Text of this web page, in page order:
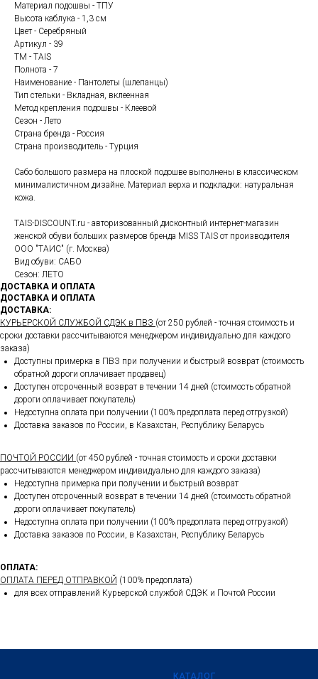
Материал подошвы - ТПУ
Высота каблука - 1,3 см
Цвет - Серебряный
Артикул - 39
ТМ - TAIS
Полнота - 7
Наименование - Пантолеты (шлепанцы)
Тип стельки - Вкладная, вклеенная
Метод крепления подошвы - Клеевой
Сезон - Лето
Страна бренда - Россия
Страна производитель - Турция
Сабо большого размера на плоской подошве выполнены в классическом
минималистичном дизайне. Материал верха и подкладки: натуральная
кожа.
TAIS-DISCOUNT.ru - авторизованный дисконтный интернет-магазин
женской обуви больших размеров бренда MISS TAIS от производителя
ООО "ТАИС" (г. Москва)
Вид обуви: САБО
Сезон: ЛЕТО
ДОСТАВКА И ОПЛАТА
ДОСТАВКА И ОПЛАТА
ДОСТАВКА:
КУРЬЕРСКОЙ СЛУЖБОЙ СДЭК в ПВЗ (от 250 рублей - точная стоимость и
сроки доставки рассчитываются менеджером индивидуально для каждого
заказа)
Доступны примерка в ПВЗ при получении и быстрый возврат (стоимость
обратной дороги оплачивает продавец)
Доступен отсроченный возврат в течении 14 дней (стоимость обратной
дороги оплачивает покупатель)
Недоступна оплата при получении (100% предоплата перед отгрузкой)
Доставка заказов по России, в Казахстан, Республику Беларусь
ПОЧТОЙ РОССИИ (от 450 рублей - точная стоимость и сроки доставки
рассчитываются менеджером индивидуально для каждого заказа)
Недоступна примерка при получении и быстрый возврат
Доступен отсроченный возврат в течении 14 дней (стоимость обратной
дороги оплачивает покупатель)
Недоступна оплата при получении (100% предоплата перед отгрузкой)
Доставка заказов по России, в Казахстан, Республику Беларусь
ОПЛАТА:
ОПЛАТА ПЕРЕД ОТПРАВКОЙ (100% предоплата)
для всех отправлений Курьерской службой СДЭК и Почтой России
КАТАЛОГ